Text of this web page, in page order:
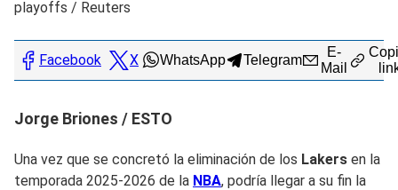
playoffs / Reuters
Facebook X WhatsApp Telegram
E-
Mail
Jorge Briones / ESTO
Una vez que se concretó la eliminación de los Lakers en la
temporada 2025-2026 de la NBA, podría llegar a su fin la